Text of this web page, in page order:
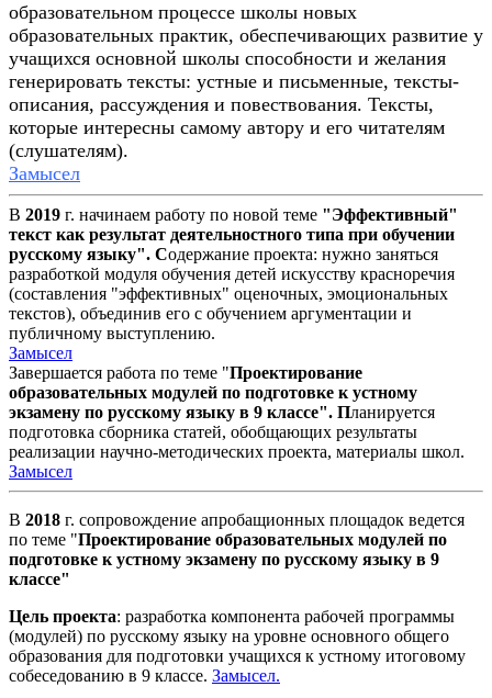
образовательном процессе школы новых
образовательных практик, обеспечивающих развитие у
учащихся основной школы способности и желания
генерировать тексты: устные и письменные, тексты-
описания, рассуждения и повествования. Тексты,
которые интересны самому автору и его читателям
(слушателям).
Замысел
В 2019 г. начинаем работу по новой теме "Эффективный"
текст как результат деятельностного типа при обучении
русскому языку". Содержание проекта: нужно заняться
разработкой модуля обучения детей искусству красноречия
(составления "эффективных" оценочных, эмоциональных
текстов), объединив его с обучением аргументации и
публичному выступлению.
Замысел
Завершается работа по теме "Проектирование
образовательных модулей по подготовке к устному
экзамену по русскому языку в 9 классе". Планируется
подготовка сборника статей, обобщающих результаты
реализации научно-методических проекта, материалы школ.
Замысел
В 2018 г. сопровождение апробащионных площадок ведется
по теме "Проектирование образовательных модулей по
подготовке к устному экзамену по русскому языку в 9
классе"
Цель проекта: разработка компонента рабочей программы
(модулей) по русскому языку на уровне основного общего
образования для подготовки учащихся к устному итоговому
собеседованию в 9 классе. Замысел.